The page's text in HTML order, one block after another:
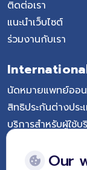
ติดต่อเรา
แนะนำเว็บไซต์
ร่วมงานกับเรา
นัดหมายแพทย์ออ
สิทธิประกันต่างประ
บริการสำหรับผู้ใช้บ
FollowOur